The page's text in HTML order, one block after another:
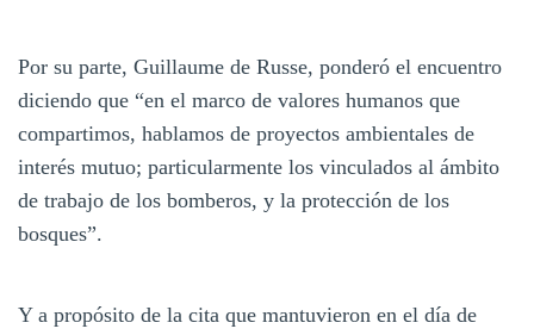
Por su parte, Guillaume de Russe, ponderó el encuentro
diciendo que “en el marco de valores humanos que
compartimos, hablamos de proyectos ambientales de
interés mutuo; particularmente los vinculados al ámbito
de trabajo de los bomberos, y la protección de los
bosques”.
Y a propósito de la cita que mantuvieron en el día de